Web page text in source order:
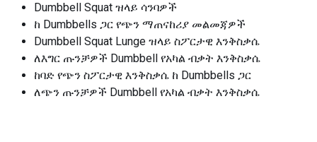
Dumbbell Squat ዝላይ ሳንባዎች
ከ Dumbbells ጋር የጭን ማጠናከሪያ መልመጃዎች
Dumbbell Squat Lunge ዝላይ ስፖርታዊ እንቅስቃሴ
ለእግር ጡንቻዎች Dumbbell የአካል ብቃት እንቅስቃሴ
ከባድ የጭን ስፖርታዊ እንቅስቃሴ ከ Dumbbells ጋር
ለጭን ጡንቻዎች Dumbbell የአካል ብቃት እንቅስቃሴ